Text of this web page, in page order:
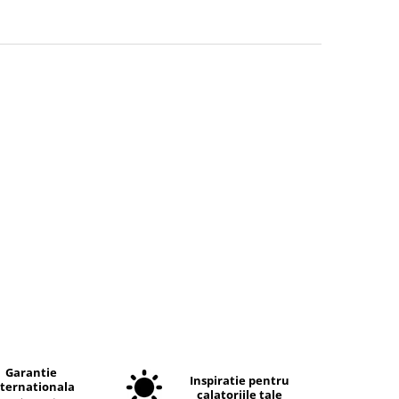
Garantie
Inspiratie pentru
calatoriile tale